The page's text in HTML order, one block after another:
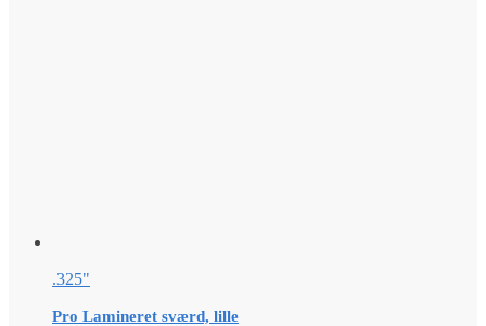
.325"
Pro Lamineret sværd, lille